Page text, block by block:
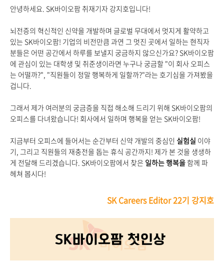
안녕하세요. SK바이오팜 취재기자 강지호입니다!
뇌전증의 혁신적인 신약을 개발하며 글로벌 무대에서 멋지게 활약하고
있는 SK바이오팜! 기업의 비전만큼 과연 그 멋진 곳에서 일하는 현직자
분들은 어떤 공간에서 하루를 보낼지 궁금하지 않으신가요? SK바이오팜
에 관심이 있는 대학생 및 취준생이라면 누구나 궁금할 "이 회사 오피스
는 어떨까?", "직원들이 정말 행복하게 일할까?"라는 호기심을 가져봤을
겁니다.
그래서 제가 여러분의 궁금증을 직접 해소해 드리기 위해 SK바이오팜의
오피스를 다녀왔습니다! 회사에서 일하며 행복을 얻는 SK바이오팜!
지금부터 오피스에 들어서는 순간부터 신약 개발의 중심인 실험실 이야
기, 그리고 직원들의 재충전을 돕는 휴식 공간까지! 제가 본 것을 생생하
게 전달해 드리겠습니다. SK바이오팜에서 찾은 일하는 행복을함께 파
헤쳐 봅시다!
SK Careers Editor 22기 강지호